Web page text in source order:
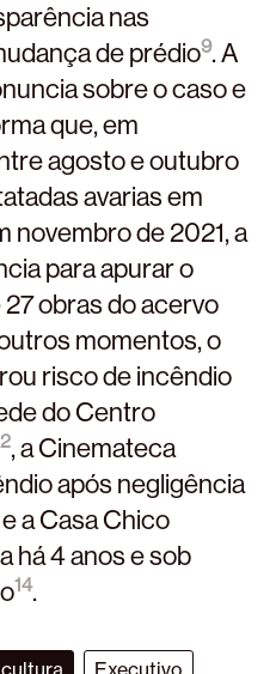
nas
de prédio9. A
sobre o caso e
que, em
agosto e outubro
avarias em
novembro de 2021, a
para apurar o
obras do acervo
momentos, o
risco de incêndio
do Centro
, a Cinemateca
após negligência
e a Casa Chico
há 4 anos e sob
14.